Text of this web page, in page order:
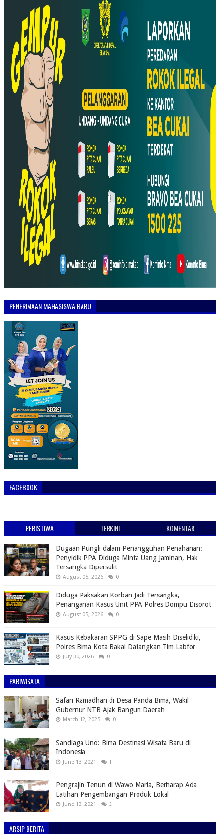
PENERIMAAN MAHASISWA BARU
FACEBOOK
PERISTIWA TERKINI KOMENTAR
Dugaan Pungli dalam Penangguhan Penahanan:
Penyidik PPA Diduga Minta Uang Jaminan, Hak
Tersangka Dipersulit
August 05, 2026 0
Diduga Paksakan Korban Jadi Tersangka,
Penanganan Kasus Unit PPA Polres Dompu Disorot
August 05, 2026 0
Kasus Kebakaran SPPG di Sape Masih Diselidiki,
Polres Bima Kota Bakal Datangkan Tim Labfor
July 30, 2026 0
PARIWISATA
Safari Ramadhan di Desa Panda Bima, Wakil
Gubernur NTB Ajak Bangun Daerah
March 12, 2025 0
Sandiaga Uno: Bima Destinasi Wisata Baru di
Indonesia
June 13, 2021 1
Pengrajin Tenun di Wawo Maria, Berharap Ada
Latihan Pengembangan Produk Lokal
June 13, 2021 2
ARSIP BERITA